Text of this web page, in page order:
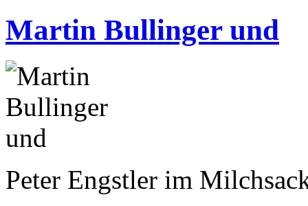
Martin Bullinger und
Peter Engstler im